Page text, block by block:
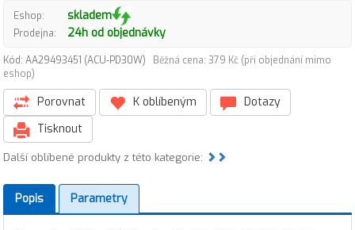
Eshop: skladem
Prodejna: 24h od objednávky
Kód: AA29493451 (ACU-PD30W)
Běžná cena: 379 Kč (při objednání mimo
eshop)
Porovnat K oblíbeným
Dotazy
Tisknout
Další oblíbené produkty z této kategorie:
Popis Parametry